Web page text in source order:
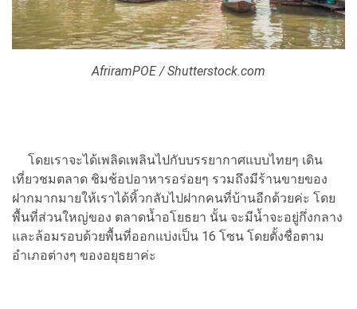
AfriramPOE / Shutterstock.com
โดยเราจะได้เพลิดเพลินไปกับบรรยากาศแบบไทยๆ เดิน
เที่ยวชมตลาด ชิมช้อปอาหารอร่อยๆ รวมถึงมีร้านขายของ
ฝากมากมายให้เราได้หิ้วกลับไปฝากคนที่บ้านอีกด้วยค่ะ โดย
พื้นที่ส่วนใหญ่ของ ตลาดน้ำอโยธยา นั้น จะมีน้ำจะอยู่กึ่งกลาง
และล้อมรอบด้วยพื้นที่ออกแบ่งเป็น 16 โซน โดยตั้งชื่อตาม
อำเภอต่างๆ ของอยุธยาค่ะ